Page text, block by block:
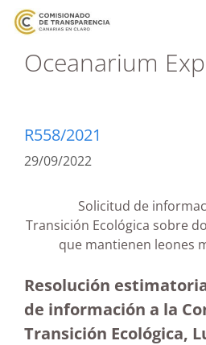
Oceanarium
R558/2021
29/09/2022
Solicitud de
Transición Ecológica sobre
que mantienen leones
Resolución
de información a la
Transición Ecológica,